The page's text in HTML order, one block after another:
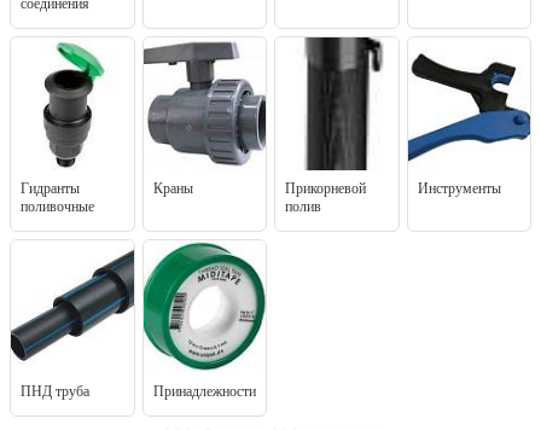
Гидранты
поливочные
Краны
Прикорневой
полив
Инструменты
ПНД труба Принадлежности